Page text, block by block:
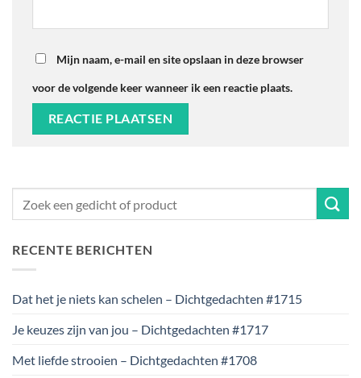
Mijn naam, e-mail en site opslaan in deze browser
voor de volgende keer wanneer ik een reactie plaats.
RECENTE BERICHTEN
Dat het je niets kan schelen – Dichtgedachten #1715
Je keuzes zijn van jou – Dichtgedachten #1717
Met liefde strooien – Dichtgedachten #1708